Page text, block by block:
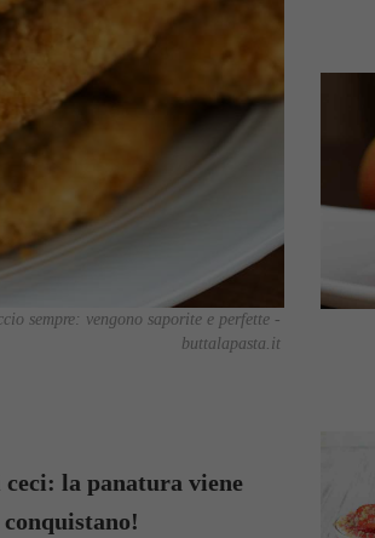
sempre: vengono saporite e perfette -
buttalapasta.it
la panatura viene